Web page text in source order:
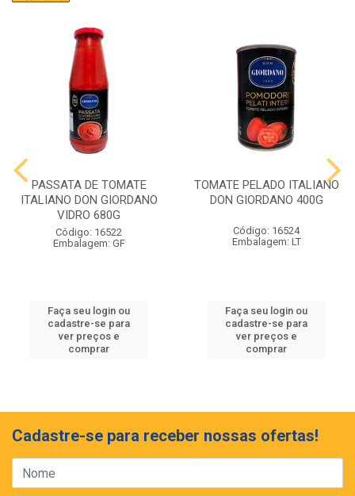
PASSATA DE TOMATE
ITALIANO DON GIORDANO
VIDRO 680G
Código: 16522
Embalagem: GF
Faça seu login ou
cadastre-se para
ver preços e
comprar
TOMATE PELADO ITALIANO
DON GIORDANO 400G
Código: 16524
Embalagem: LT
Faça seu login ou
cadastre-se para
ver preços e
comprar
Cadastre-se para receber nossas ofertas!